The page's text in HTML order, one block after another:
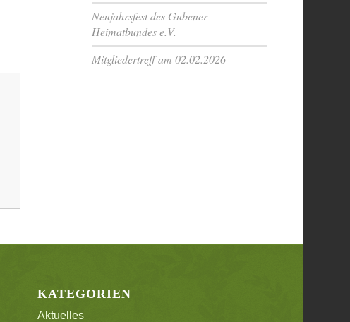
Neujahrsfest des Gubener
Heimatbundes e.V.
Mitgliedertreff am 02.02.2026
KATEGORIEN
Aktuelles